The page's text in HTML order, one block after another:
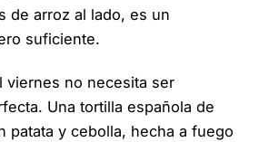
de arroz al lado, es un
suficiente.
viernes no necesita ser
Una tortilla española de
patata y cebolla, hecha a fuego